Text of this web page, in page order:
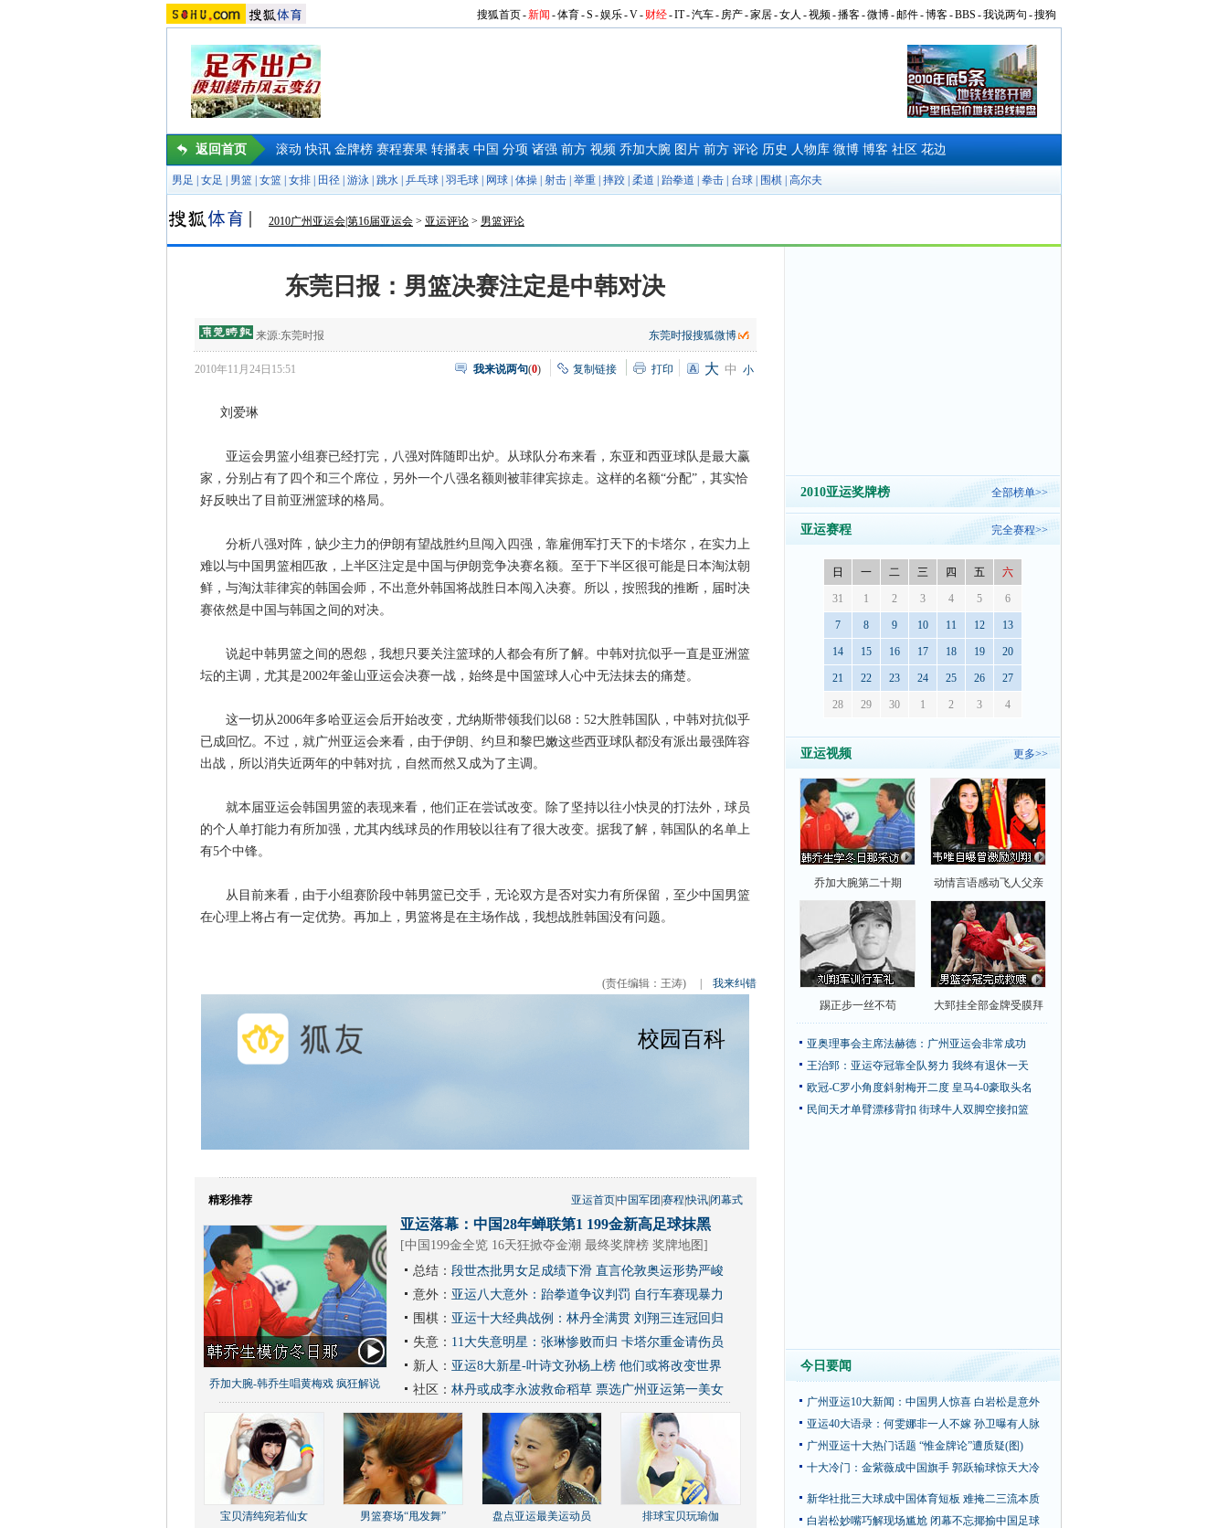
搜狐首页-新闻 -体育-S -娱乐-V- 财经-IT-汽车- 房产-家居-女人 -视频-播客-微博-邮件-博客-BBS -我说两句 -搜狗
返回首页 滚动 快讯 金牌榜 赛程赛果 转播表 中国 分项 诸强 前方 视频 乔加大腕 图片 前方 评论 历史 人物库 微博 博客 社区 花边
男足 女足 男篮 女篮 女排 田径 游泳 跳水 乒乓球 羽毛球 网球 体操 射击 举重 摔跤 柔道 跆拳道 拳击 台球 围棋 高尔夫
2010广州亚运会|第16届亚运会 > 亚运评论 > 男篮评论
东莞日报：男篮决赛注定是中韩对决
来源:东莞时报 东莞时报搜狐微博
2010年11月24日15:51 我来说两句(0) 复制链接 打印 大 中 小
刘爱琳
亚运会男篮小组赛已经打完，八强对阵随即出炉。从球队分布来看，东亚和西亚球队是最大赢
家，分别占有了四个和三个席位，另外一个八强名额则被菲律宾掠走。这样的名额“分配”，其实恰
好反映出了目前亚洲篮球的格局。
分析八强对阵，缺少主力的伊朗有望战胜约旦闯入四强，靠雇佣军打天下的卡塔尔，在实力上
难以与中国男篮相匹敌，上半区注定是中国与伊朗竞争决赛名额。至于下半区很可能是日本淘汰朝
鲜，与淘汰菲律宾的韩国会师，不出意外韩国将战胜日本闯入决赛。所以，按照我的推断，届时决
赛依然是中国与韩国之间的对决。
说起中韩男篮之间的恩怨，我想只要关注篮球的人都会有所了解。中韩对抗似乎一直是亚洲篮
坛的主调，尤其是2002年釜山亚运会决赛一战，始终是中国篮球人心中无法抹去的痛楚。
这一切从2006年多哈亚运会后开始改变，尤纳斯带领我们以68：52大胜韩国队，中韩对抗似乎
已成回忆。不过，就广州亚运会来看，由于伊朗、约旦和黎巴嫩这些西亚球队都没有派出最强阵容
出战，所以消失近两年的中韩对抗，自然而然又成为了主调。
就本届亚运会韩国男篮的表现来看，他们正在尝试改变。除了坚持以往小快灵的打法外，球员
的个人单打能力有所加强，尤其内线球员的作用较以往有了很大改变。据我了解，韩国队的名单上
有5个中锋。
从目前来看，由于小组赛阶段中韩男篮已交手，无论双方是否对实力有所保留，至少中国男篮
在心理上将占有一定优势。再加上，男篮将是在主场作战，我想战胜韩国没有问题。
(责任编辑：王涛) 我来纠错
精彩推荐 亚运首页|中国军团 赛程|快讯|闭幕式
乔加大腕-韩乔生唱黄梅戏 疯狂解说
亚运落幕：中国28年蝉联第1 199金新高足球抹黑
[中国199金全览 16天狂掀夺金潮 最终奖牌榜 奖牌地图 ]
总结： 段世杰批男女足成绩下滑 直言伦敦奥运形势严峻
意外： 亚运八大意外：跆拳道争议判罚 自行车赛现暴力
围棋： 亚运十大经典战例：林丹全满贯 刘翔三连冠回归
失意： 11大失意明星：张琳惨败而归 卡塔尔重金请伤员
新人： 亚运8大新星-叶诗文孙杨上榜 他们或将改变世界
社区： 林丹或成李永波救命稻草 票选广州亚运第一美女
宝贝清纯宛若仙女 男篮赛场“甩发舞” 盘点亚运最美运动员 排球宝贝玩瑜伽
2010亚运奖牌榜 全部榜单>>
亚运赛程 完全赛程>>
日 一 二 三 四 五 六
31 1 2 3 4 5 6
7 8 9 10 11 12 13
14 15 16 17 18 19 20
21 22 23 24 25 26 27
28 29 30 1 2 3 4
亚运视频 更多>>
乔加大腕第二十期 动情言语感动飞人父亲
踢正步一丝不苟 大郅挂全部金牌受膜拜
亚奥理事会主席法赫德：广州亚运会非常成功
王治郅：亚运夺冠靠全队努力 我终有退休一天
欧冠-C罗小角度斜射梅开二度 皇马4-0豪取头名
民间天才单臂漂移背扣 街球牛人双脚空接扣篮
今日要闻
广州亚运10大新闻：中国男人惊喜 白岩松是意外
亚运40大语录：何雯娜非一人不嫁 孙卫曝有人脉
广州亚运十大热门话题 “惟金牌论”遭质疑(图)
十大冷门：金紫薇成中国旗手 郭跃输球惊天大冷
新华社批三大球成中国体育短板 难掩二三流本质
白岩松妙嘴巧解现场尴尬 闭幕不忘揶揄中国足球